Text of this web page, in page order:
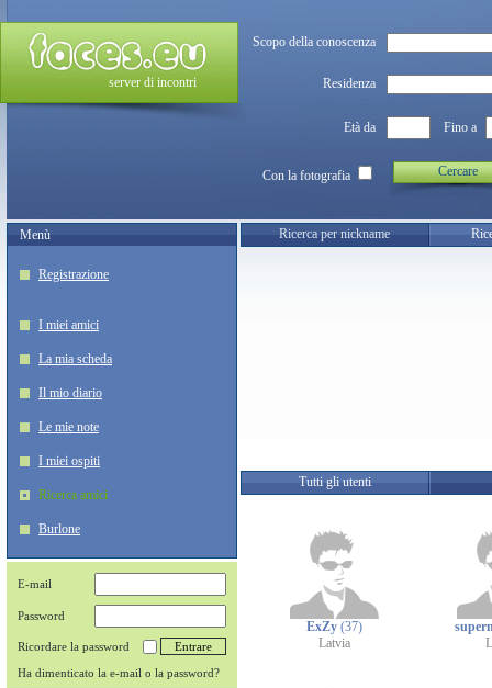
server di incontri
Scopo della conoscenza
Residenza
Età da Fino a
Con la fotografia Cercare
Menù
Registrazione
I miei amici
La mia scheda
Il mio diario
Le mie note
I miei ospiti
Ricerca amici
Burlone
E-mail
Password
Ricordare la password
Ha dimenticato la e-mail o la password?
Ricerca per nickname
Tutti gli utenti
ExZy (37)
Latvia